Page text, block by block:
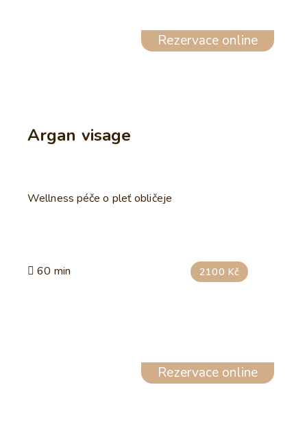
Rezervace online
Argan visage
Wellness péče o pleť obličeje
60 min 2100 Kč
Rezervace online